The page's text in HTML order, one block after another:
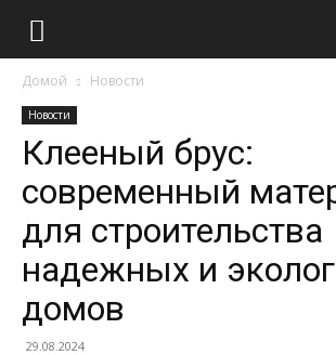
Домой Новости
Новости
Клееный брус:
современный
для строительства
надежных и
домов
29.08.2024